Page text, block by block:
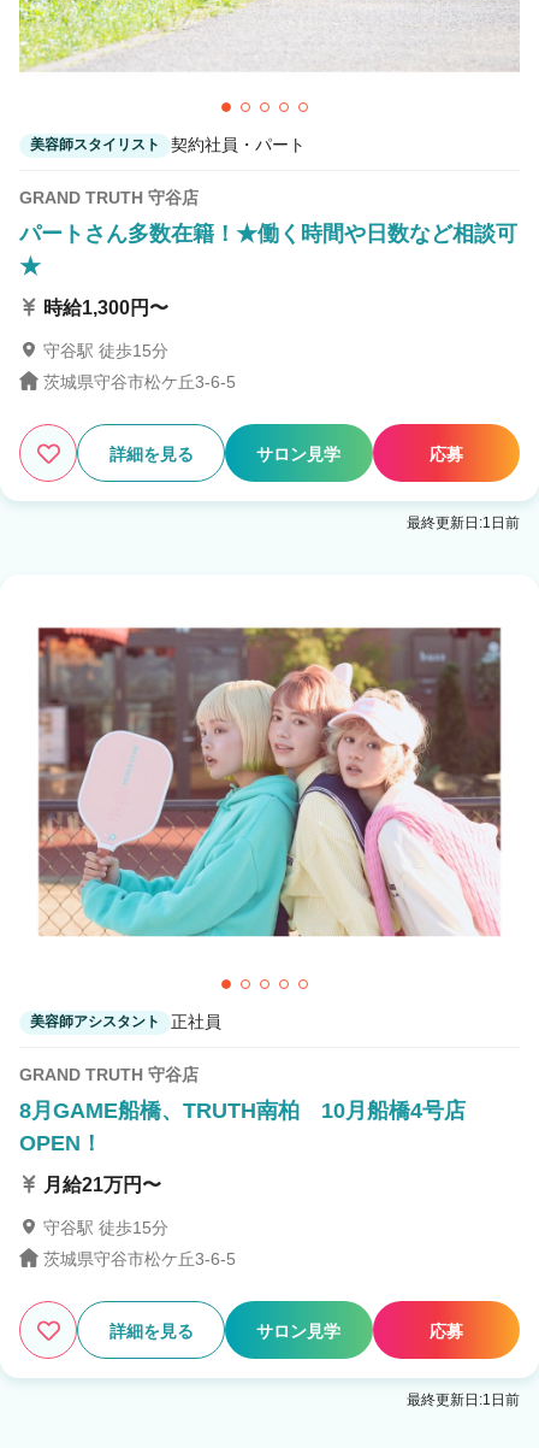
美容師スタイリスト 契約社員・パート
GRAND TRUTH 守谷店
パートさん多数在籍！★働く時間や日数など相談可
★
時給1,300円〜
守谷駅 徒歩15分
茨城県守谷市松ケ丘3-6-5
詳細を見る サロン見学 応募
最終更新日:1日前
美容師アシスタント 正社員
GRAND TRUTH 守谷店
8月GAME船橋、TRUTH南柏 10月船橋4号店
OPEN！
月給21万円〜
守谷駅 徒歩15分
茨城県守谷市松ケ丘3-6-5
詳細を見る サロン見学 応募
最終更新日:1日前